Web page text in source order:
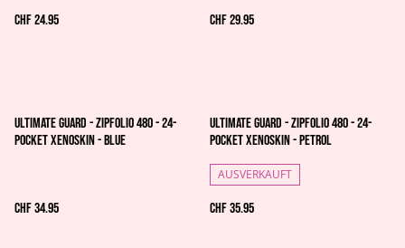
CHF 24.95 CHF 29.95
Ultimate Guard - Zipfolio 480 - 24-
Pocket XenoSkin - Blue
CHF 34.95
Ultimate Guard - Zipfolio 480 - 24-
Pocket XenoSkin - Petrol
AUSVERKAUFT
CHF 35.95